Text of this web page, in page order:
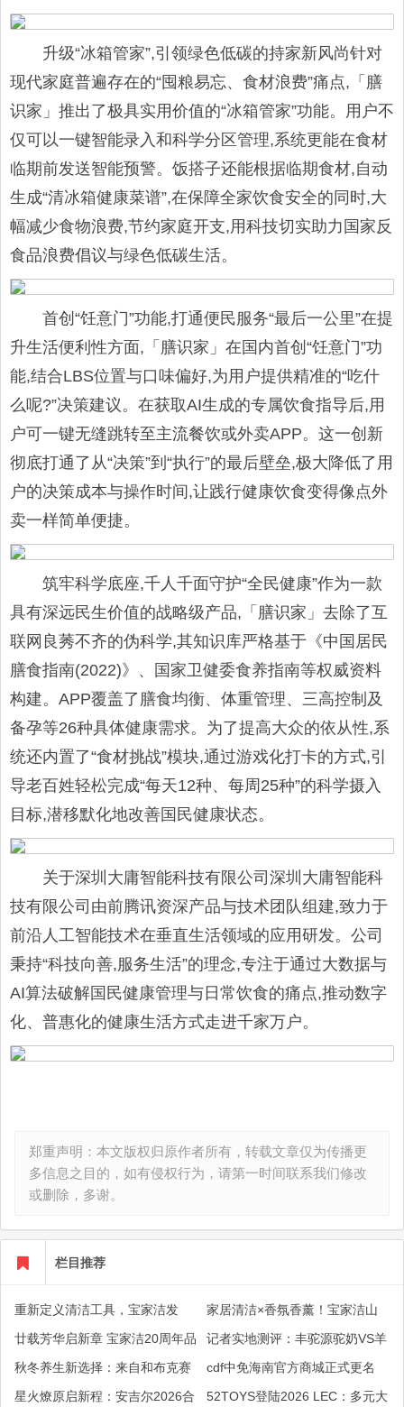
升级“冰箱管家”,引领绿色低碳的持家新风尚针对
现代家庭普遍存在的“囤粮易忘、食材浪费”痛点,「膳
识家」推出了极具实用价值的“冰箱管家”功能。用户不
仅可以一键智能录入和科学分区管理,系统更能在食材
临期前发送智能预警。饭搭子还能根据临期食材,自动
生成“清冰箱健康菜谱”,在保障全家饮食安全的同时,大
幅减少食物浪费,节约家庭开支,用科技切实助力国家反
食品浪费倡议与绿色低碳生活。
首创“饪意门”功能,打通便民服务“最后一公里”在提
升生活便利性方面,「膳识家」在国内首创“饪意门”功
能,结合LBS位置与口味偏好,为用户提供精准的“吃什
么呢?”决策建议。在获取AI生成的专属饮食指导后,用
户可一键无缝跳转至主流餐饮或外卖APP。这一创新
彻底打通了从“决策”到“执行”的最后壁垒,极大降低了用
户的决策成本与操作时间,让践行健康饮食变得像点外
卖一样简单便捷。
筑牢科学底座,千人千面守护“全民健康”作为一款
具有深远民生价值的战略级产品,「膳识家」去除了互
联网良莠不齐的伪科学,其知识库严格基于《中国居民
膳食指南(2022)》、国家卫健委食养指南等权威资料
构建。APP覆盖了膳食均衡、体重管理、三高控制及
备孕等26种具体健康需求。为了提高大众的依从性,系
统还内置了“食材挑战”模块,通过游戏化打卡的方式,引
导老百姓轻松完成“每天12种、每周25种”的科学摄入
目标,潜移默化地改善国民健康状态。
关于深圳大庸智能科技有限公司深圳大庸智能科
技有限公司由前腾讯资深产品与技术团队组建,致力于
前沿人工智能技术在垂直生活领域的应用研发。公司
秉持“科技向善,服务生活”的理念,专注于通过大数据与
AI算法破解国民健康管理与日常饮食的痛点,推动数字
化、普惠化的健康生活方式走进千家万户。
郑重声明：本文版权归原作者所有，转载文章仅为传播更
多信息之目的，如有侵权行为，请第一时间联系我们修改
或删除，多谢。
栏目推荐
重新定义清洁工具，宝家洁发
布"新一代家清美学家”战略开启
家居清洁×香氛香薰！宝家洁山
茶花香氛软拖把在20周年大会惊
廿载芳华启新章 宝家洁20周年品
牌战略大会盛大举行
记者实地测评：丰驼源驼奶VS羊
奶，综合营养全面对比
秋冬养生新选择：来自和布克赛
尔的高原生鲜驼乳受青睐
cdf中免海南官方商城正式更名
升级为"cdf中免” 构建全场景购物
星火燎原启新程：安吉尔2026合 52TOYS登陆2026 LEC：多元大